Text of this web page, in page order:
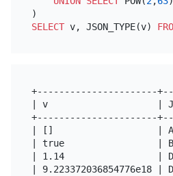
SELECT v, JSON_TYPE(v)
+----------------------
| v                    |
+----------------------
| []                   |
| true                 |
| 1.14                 |
| 9.223372036854776e18 |